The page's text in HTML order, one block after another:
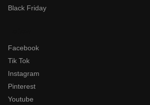
Black Friday
Facebook
Tik Tok
Instagram
Pinterest
Youtube